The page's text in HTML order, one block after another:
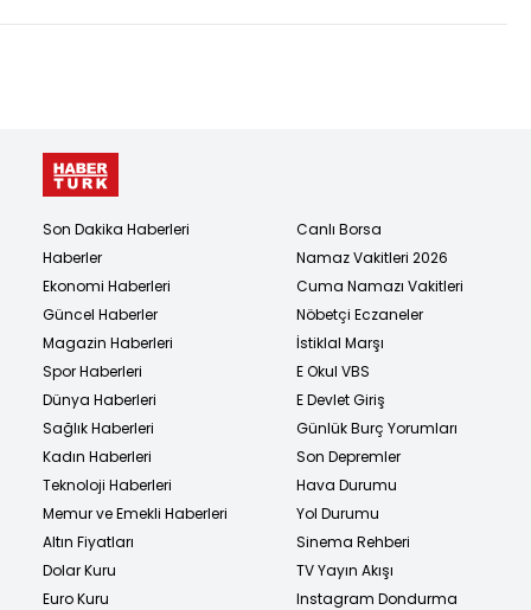
Son Dakika Haberleri
Haberler
Ekonomi Haberleri
Güncel Haberler
Magazin Haberleri
Spor Haberleri
Dünya Haberleri
Sağlık Haberleri
Kadın Haberleri
Teknoloji Haberleri
Memur ve Emekli Haberleri
Altın Fiyatları
Dolar Kuru
Euro Kuru
Canlı Borsa
Namaz Vakitleri 2026
Cuma Namazı Vakitleri
Nöbetçi Eczaneler
İstiklal Marşı
E Okul VBS
E Devlet Giriş
Günlük Burç Yorumları
Son Depremler
Hava Durumu
Yol Durumu
Sinema Rehberi
TV Yayın Akışı
Instagram Dondurma